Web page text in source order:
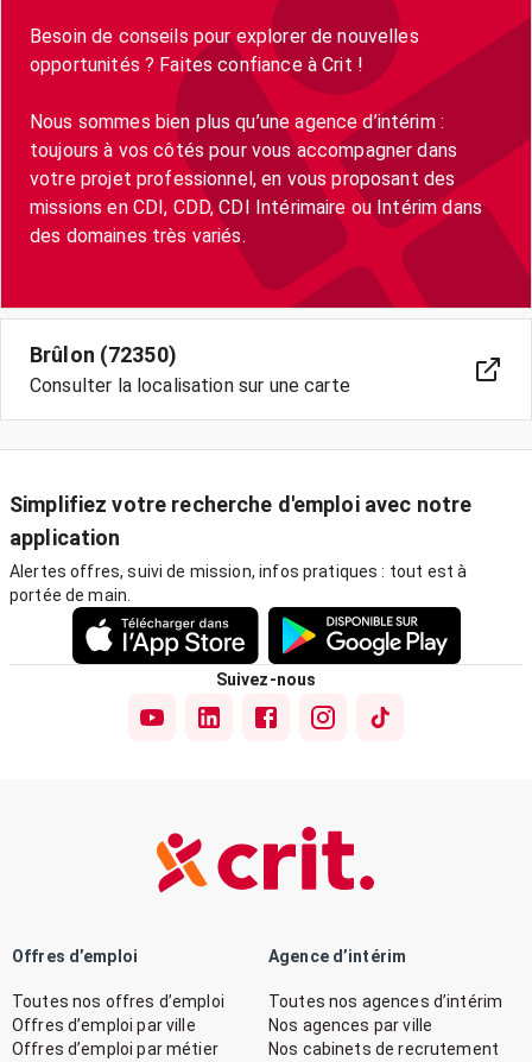
Besoin de conseils pour explorer de nouvelles
opportunités ? Faites confiance à Crit !
Nous sommes bien plus qu’une agence d’intérim :
toujours à vos côtés pour vous accompagner dans
votre projet professionnel, en vous proposant des
missions en CDI, CDD, CDI Intérimaire ou Intérim dans
des domaines très variés.
Brûlon (72350)
Consulter la localisation sur une carte
Simplifiez votre recherche d'emploi avec notre
application
Alertes offres, suivi de mission, infos pratiques : tout est à
portée de main.
Suivez-nous
Offres d’emploi
Toutes nos offres d’emploi
Offres d’emploi par ville
Offres d’emploi par métier
Agence d’intérim
Toutes nos agences d’intérim
Nos agences par ville
Nos cabinets de recrutement